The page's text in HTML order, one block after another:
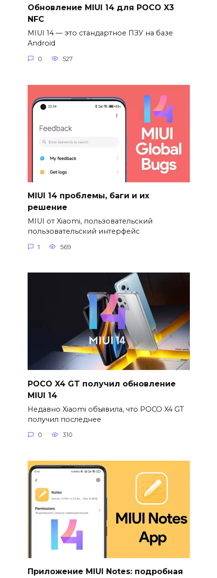
Обновление MIUI 14 для POCO X3
NFC
MIUI 14 — это стандартное ПЗУ на базе
Android
0 527
MIUI 14 проблемы, баги и их
решение
MIUI от Xiaomi, пользовательский
пользовательский интерфейс
1 569
POCO X4 GT получил обновление
MIUI 14
Недавно Xiaomi объявила, что POCO X4 GT
получил последнее
0 310
Приложение MIUI Notes: подробная